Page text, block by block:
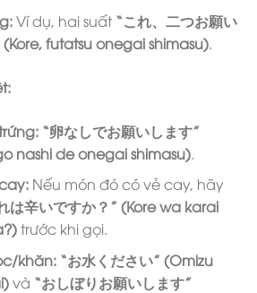
Ví dụ, hai suất“これ、二つお願い
(Kore, futatsu onegai shimasu).
“卵なしでお願いします”
nashi de onegai shimasu).
Nếu món đó có vẻ cay, hãy
は辛いですか？” (Kore wa karai
trước khi gọi.
khăn: “お水ください” (Omizu
và “おしぼりお願いします”